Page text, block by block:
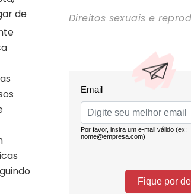
de
Direitos sexuais e